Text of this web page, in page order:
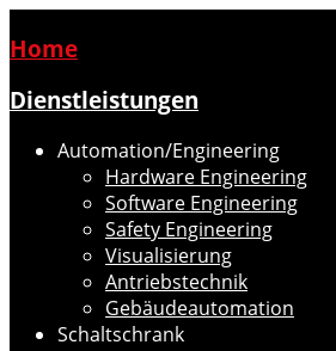
Home
Dienstleistungen
Automation/Engineering
Hardware Engineering
Software Engineering
Safety Engineering
Visualisierung
Antriebstechnik
Gebäudeautomation
Schaltschrank